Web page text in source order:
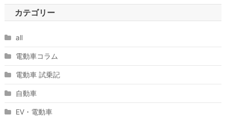
カテゴリー
all
電動車コラム
電動車 試乗記
自動車
EV・電動車